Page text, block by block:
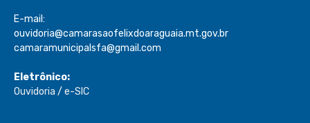
E-mail:
ouvidoria@camarasaofelixdoaraguaia.mt.gov.br
camaramunicipalsfa@gmail.com
Eletrônico:
Ouvidoria / e-SIC